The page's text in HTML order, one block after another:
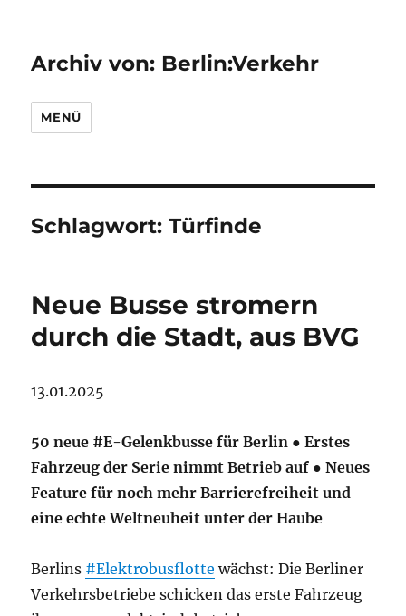
Archiv von: Berlin:Verkehr
MENÜ
Schlagwort:Türfinde
Neue Busse stromern
durch die Stadt, aus BVG
13.01.2025
50 neue #E-Gelenkbusse für Berlin ● Erstes
Fahrzeug der Serie nimmt Betrieb auf ● Neues
Feature für noch mehr Barrierefreiheit und
eine echte Weltneuheit unter der Haube
Berlins #Elektrobusflotte wächst: Die Berliner
Verkehrsbetriebe schicken das erste Fahrzeug